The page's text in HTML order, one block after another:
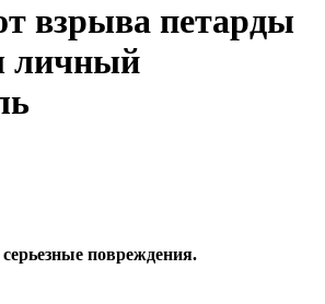
взрыва петарды
личный
повреждения.